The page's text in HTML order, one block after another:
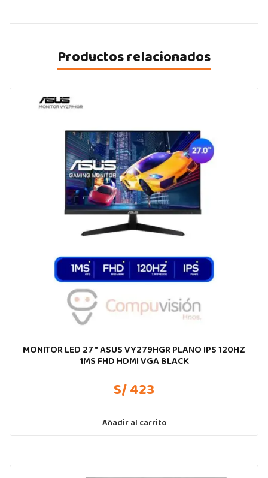
Productos relacionados
MONITOR LED 27″ ASUS VY279HGR PLANO IPS 120HZ
1MS FHD HDMI VGA BLACK
S/ 423
Añadir al carrito